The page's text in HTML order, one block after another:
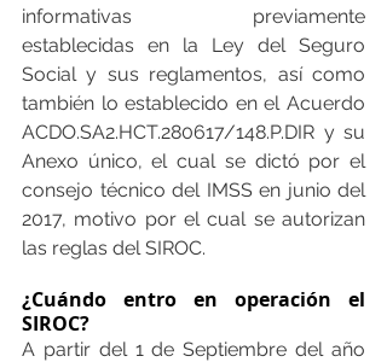
informativas previamente
establecidas en la Ley del Seguro
Social y sus reglamentos, así como
también lo establecido en el Acuerdo
ACDO.SA2.HCT.280617/148.P.DIR y su
Anexo único, el cual se dictó por el
consejo técnico del IMSS en junio del
2017, motivo por el cual se autorizan
las reglas del SIROC.
¿Cuándo entro en operación el
SIROC?
A partir del 1 de Septiembre del año